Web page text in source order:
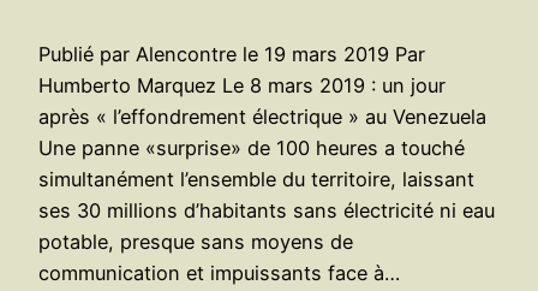
Publié par Alencontre le 19 mars 2019 Par
Humberto Marquez Le 8 mars 2019 : un jour
après « l’effondrement électrique » au Venezuela
Une panne «surprise» de 100 heures a touché
simultanément l’ensemble du territoire, laissant
ses 30 millions d’habitants sans électricité ni eau
potable, presque sans moyens de
communication et impuissants face à…